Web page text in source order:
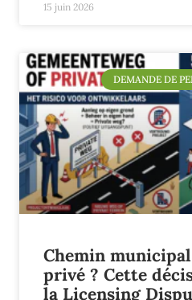
15 juin 2026
DEMANDE DE
Chemin
privé ? Cette
la Licensing